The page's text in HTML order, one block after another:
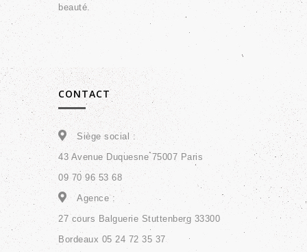
beauté.
CONTACT
Siège social :
43 Avenue Duquesne 75007 Paris
09 70 96 53 68
Agence :
27 cours Balguerie Stuttenberg 33300
Bordeaux 05 24 72 35 37